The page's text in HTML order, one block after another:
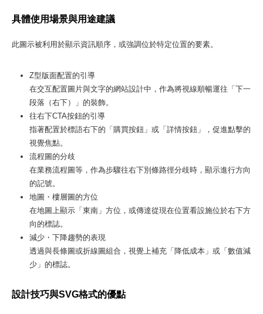
具體使用場景與用途建議
此圖示被利用於顯示資訊順序，或強調位於特定位置的要素。
Z型版面配置的引導
在交互配置圖片與文字的網站設計中，作為將視線順暢運往「下一
段落（右下）」的裝飾。
往右下CTA按鈕的引導
指著配置於標語右下的「購買按鈕」或「詳情按鈕」，促進點擊的
視覺焦點。
流程圖的分歧
在業務流程圖等，作為步驟往右下別條路徑分歧時，顯示進行方向
的記號。
地圖・樓層圖的方位
在地圖上顯示「東南」方位，或傳達從現在位置看設施位於右下方
向的標誌。
減少・下降趨勢的表現
透過與長條圖或折線圖組合，視覺上補充「降低成本」或「數值減
少」的標誌。
設計技巧與SVG格式的優點